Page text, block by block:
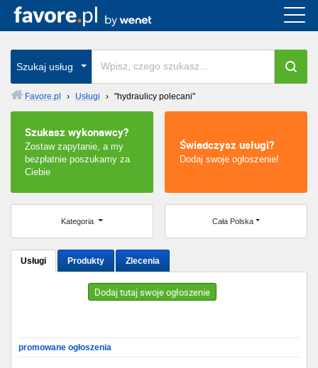
Szukaj usług
Favore.pl › Usługi › "hydraulicy polecani"
Szukasz wykonawcy?
Zostaw zapytanie, a my
bezpłatnie poszukamy za
Ciebie
Świadczysz usługi?
Dodaj swoje ogłoszenie!
Kategoria Cała Polska
Usługi Produkty Zlecenia
Dodaj tutaj swoje ogłoszenie
promowane ogłoszenia
Cała Polska
wszystkie w całym kraju
Warszawa
Wrocław
Łódź
Gdańsk